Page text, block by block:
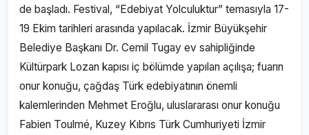
de başladı. Festival, “Edebiyat Yolculuktur” temasıyla 17-
19 Ekim tarihleri arasında yapılacak. İzmir Büyükşehir
Belediye Başkanı Dr. Cemil Tugay ev sahipliğinde
Kültürpark Lozan kapısı iç bölümde yapılan açılışa; fuarın
onur konuğu, çağdaş Türk edebiyatının önemli
kalemlerinden Mehmet Eroğlu, uluslararası onur konuğu
Fabien Toulmé, Kuzey Kıbrıs Türk Cumhuriyeti İzmir